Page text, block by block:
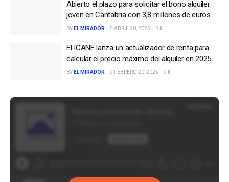
Abierto el plazo para solicitar el bono alquiler
joven en Cantabria con 3,8 millones de euros
BY EL MIRADOR ABRIL 30, 2025 0
El ICANE lanza un actualizador de renta para
calcular el precio máximo del alquiler en 2025
BY EL MIRADOR FEBRERO 20, 2025 0